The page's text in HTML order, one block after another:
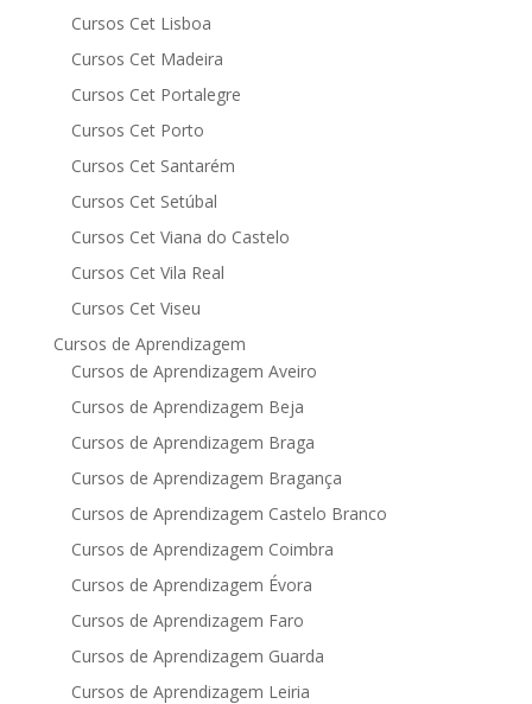
Cursos Cet Lisboa
Cursos Cet Madeira
Cursos Cet Portalegre
Cursos Cet Porto
Cursos Cet Santarém
Cursos Cet Setúbal
Cursos Cet Viana do Castelo
Cursos Cet Vila Real
Cursos Cet Viseu
Cursos de Aprendizagem
Cursos de Aprendizagem Aveiro
Cursos de Aprendizagem Beja
Cursos de Aprendizagem Braga
Cursos de Aprendizagem Bragança
Cursos de Aprendizagem Castelo Branco
Cursos de Aprendizagem Coimbra
Cursos de Aprendizagem Évora
Cursos de Aprendizagem Faro
Cursos de Aprendizagem Guarda
Cursos de Aprendizagem Leiria